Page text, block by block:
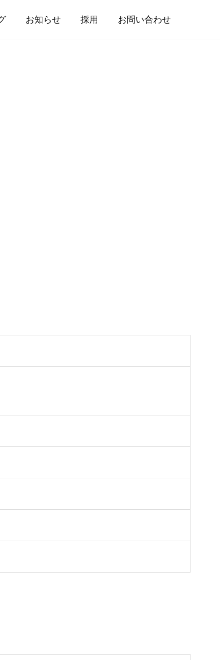
お知らせ 採用 お問い合わせ